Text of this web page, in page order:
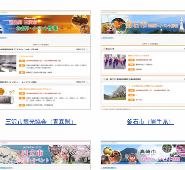
三沢市観光協会（青森県） 釜石市（岩手県）